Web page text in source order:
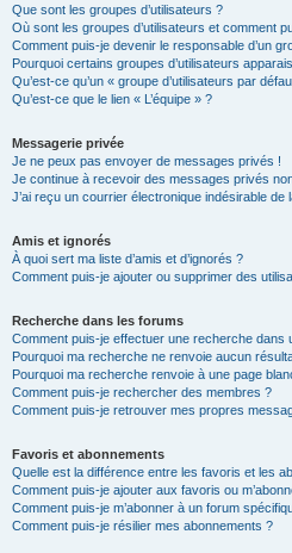
Que sont les groupes d’utilisateurs ?
Où sont les groupes d’utilisateurs et comment
Comment puis-je devenir le responsable d’un
Pourquoi certains groupes d’utilisateurs
Qu’est-ce qu’un « groupe d’utilisateurs par
Qu’est-ce que le lien « L’équipe » ?
Messagerie privée
Je ne peux pas envoyer de messages privés !
Je continue à recevoir des messages privés
J’ai reçu un courrier électronique indésirable de
Amis et ignorés
À quoi sert ma liste d’amis et d’ignorés ?
Comment puis-je ajouter ou supprimer des
Recherche dans les forums
Comment puis-je effectuer une recherche dans
Pourquoi ma recherche ne renvoie aucun
Pourquoi ma recherche renvoie à une page
Comment puis-je rechercher des membres ?
Comment puis-je retrouver mes propres
Favoris et abonnements
Quelle est la différence entre les favoris et les
Comment puis-je ajouter aux favoris ou
Comment puis-je m’abonner à un forum
Comment puis-je résilier mes abonnements ?